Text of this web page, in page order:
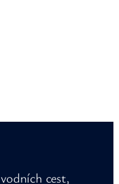
cest,